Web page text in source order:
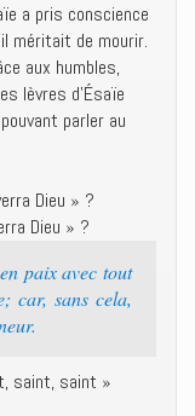
a pris conscience
méritait de mourir.
aux humbles,
lèvres d’Ésaïe
parler au
Dieu » ?
Dieu » ?
paix avec tout
car, sans cela,
saint, saint »